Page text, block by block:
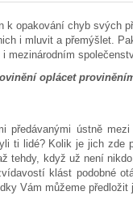
k opakování chyb svých
i mluvit a přemýšlet.
mezinárodním
oplácet
předávanými ústně
ti lidé? Kolik je jich
tehdy, když už není
klást podobné
Vám můžeme předložit